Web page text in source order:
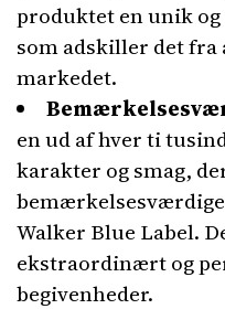
produktet en unik
som adskiller det fra
markedet.
en ud af hver ti
karakter og smag,
Walker Blue Label.
ekstraordinært og
begivenheder.